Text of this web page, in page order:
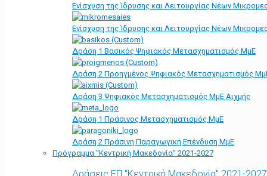
Ενίσχυση της Ίδρυσης και Λειτουργίας Νέων
Ενίσχυση της Ίδρυσης και Λειτουργίας Νέων
Δράση 1 Βασικός Ψηφιακός Μετασχηματισμός ΜμΕ
Δράση 2 Προηγμένος Ψηφιακός Μετασχηματισμός
Δράση 3 Ψηφιακός Μετασχηματισμός ΜμΕ Αιχμής
Δράση 1 Πράσινος Μετασχηματισμός ΜμΕ
Δράση 2 Πράσινη Παραγωγική Επένδυση ΜμΕ
Πρόγραμμα “Κεντρική Μακεδονία” 2021-2027
Δράσεις ΕΠ "Κεντρική Μακεδονία" 2021-2027